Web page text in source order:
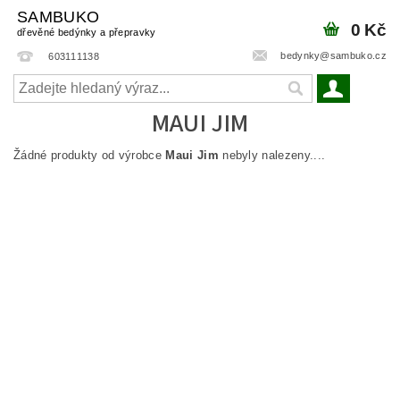
SAMBUKO
dřevěné bedýnky a přepravky
603111138 bedynky@sambuko.cz
0 Kč
MAUI JIM
Žádné produkty od výrobceMaui Jim nebyly nalezeny....